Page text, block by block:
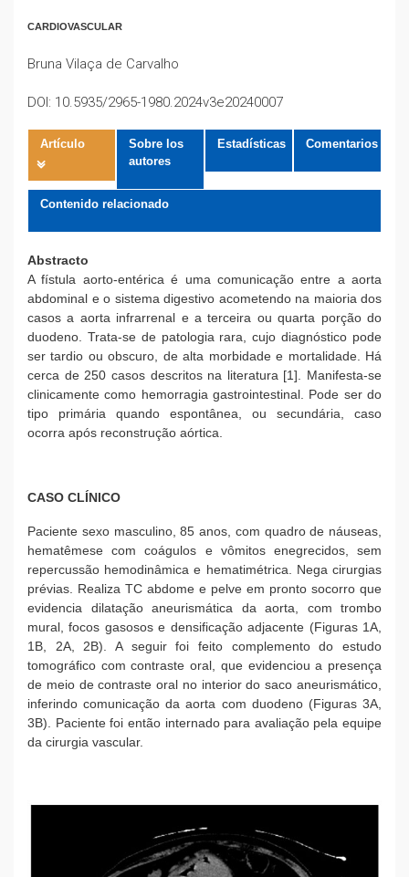
CARDIOVASCULAR
Bruna Vilaça de Carvalho
DOI: 10.5935/2965-1980.2024v3e20240007
Artículo
Sobre los
autores
Estadísticas Comentarios
Contenido relacionado
Abstracto
A fístula aorto-entérica é uma comunicação entre a aorta
abdominal e o sistema digestivo acometendo na maioria dos
casos a aorta infrarrenal e a terceira ou quarta porção do
duodeno. Trata-se de patologia rara, cujo diagnóstico pode
ser tardio ou obscuro, de alta morbidade e mortalidade. Há
cerca de 250 casos descritos na literatura [1]. Manifesta-se
clinicamente como hemorragia gastrointestinal. Pode ser do
tipo primária quando espontânea, ou secundária, caso
ocorra após reconstrução aórtica.
CASO CLÍNICO
Paciente sexo masculino, 85 anos, com quadro de náuseas,
hematêmese com coágulos e vômitos enegrecidos, sem
repercussão hemodinâmica e hematimétrica. Nega cirurgias
prévias. Realiza TC abdome e pelve em pronto socorro que
evidencia dilatação aneurismática da aorta, com trombo
mural, focos gasosos e densificação adjacente (Figuras 1A,
1B, 2A, 2B). A seguir foi feito complemento do estudo
tomográfico com contraste oral, que evidenciou a presença
de meio de contraste oral no interior do saco aneurismático,
inferindo comunicação da aorta com duodeno (Figuras 3A,
3B). Paciente foi então internado para avaliação pela equipe
da cirurgia vascular.